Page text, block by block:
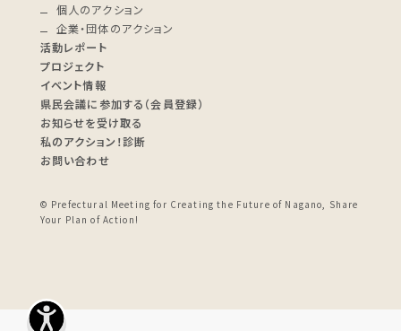
個人のアクション
企業・団体のアクション
活動レポート
プロジェクト
イベント情報
県民会議に参加する（会員登録）
お知らせを受け取る
私のアクション！診断
お問い合わせ
© Prefectural Meeting for Creating the Future of Nagano, Share
Your Plan of Action!